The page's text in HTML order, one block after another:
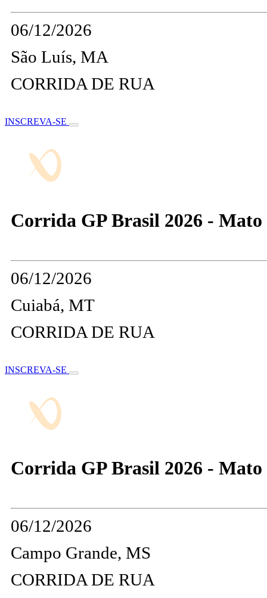
06/12/2026
São Luís, MA
CORRIDA DE RUA
INSCREVA-SE
Corrida GP Brasil 2026 - Mato
06/12/2026
Cuiabá, MT
CORRIDA DE RUA
INSCREVA-SE
Corrida GP Brasil 2026 - Mato
06/12/2026
Campo Grande, MS
CORRIDA DE RUA